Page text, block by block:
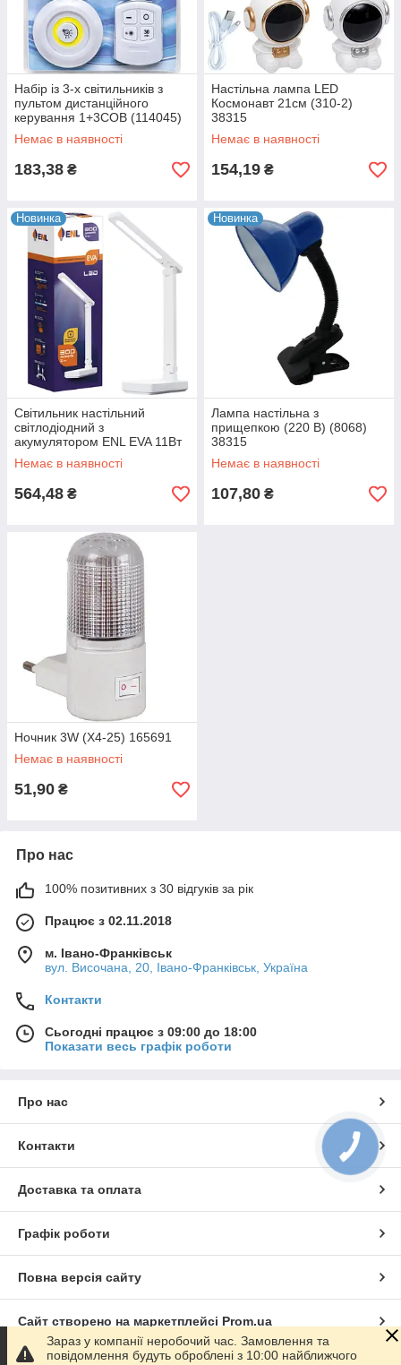
Набір із 3-х світильників з
пультом дистанційного
керування 1+3COB (114045)
28325
Немає в наявності
183,38 ₴
Настільна лампа LED
Космонавт 21см (310-2)
38315
Немає в наявності
154,19 ₴
Новинка
Світильник настільний
світлодіодний з
акумулятором ENL EVA 11Вт
3000-6000K Білий 28325
Немає в наявності
564,48 ₴
Новинка
Лампа настільна з
прищепкою (220 В) (8068)
38315
Немає в наявності
107,80 ₴
Ночник 3W (X4-25) 165691
Немає в наявності
51,90 ₴
Про нас
100% позитивних з 30 відгуків за рік
Працює з 02.11.2018
м. Івано-Франківськ
вул. Височана, 20, Івано-Франківськ, Україна
Контакти
Сьогодні працює з 09:00 до 18:00
Показати весь графік роботи
Про нас
Контакти
Доставка та оплата
Графік роботи
Повна версія сайту
Сайт створено на маркетплейсі Prom.ua
Зараз у компанії неробочий час. Замовлення та
повідомлення будуть оброблені з 10:00 найближчого
КНОПКА
ЗВ'ЯЗКУ